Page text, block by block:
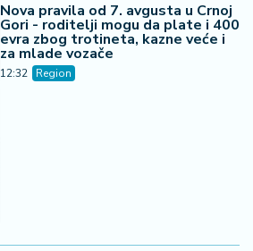
Nova pravila od 7. avgusta u Crnoj
Gori - roditelji mogu da plate i 400
evra zbog trotineta, kazne veće i
za mlade vozače
12:32 Region